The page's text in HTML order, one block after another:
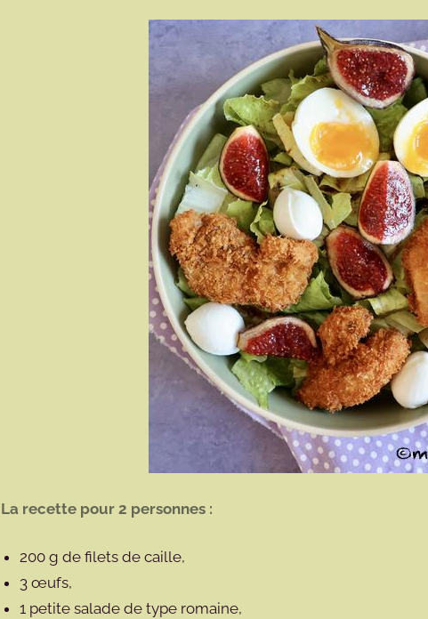
La recette pour 2 personnes :
200 g de filets de caille,
3 œufs,
1 petite salade de type romaine,